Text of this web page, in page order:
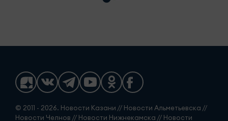
© 2011 - 2026. Новости Казани // Новости Альметьевска //
Новости Челнов // Новости Нижнекамска // Новости